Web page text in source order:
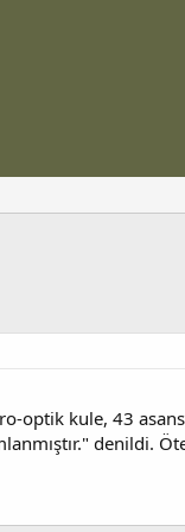
optik kule, 43
denildi.